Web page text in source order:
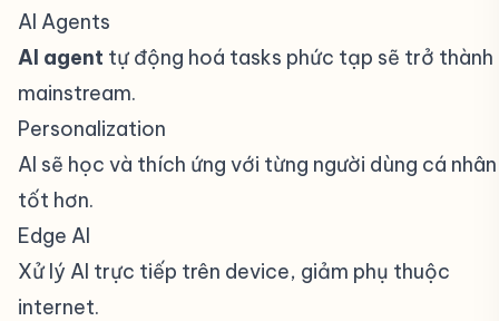
AI Agents
AI agent tự động hoá tasks phức tạp sẽ trở thành
mainstream.
Personalization
AI sẽ học và thích ứng với từng người dùng cá nhân
tốt hơn.
Edge AI
Xử lý AI trực tiếp trên device, giảm phụ thuộc
internet.